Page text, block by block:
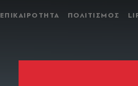
ΕΠΙΚΑΙΡΟΤΗΤΑ ΠΟΛΙΤΙΣΜΟΣ